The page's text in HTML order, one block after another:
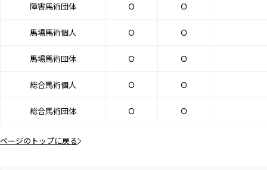
障害馬術団体 Ｏ Ｏ
馬場馬術個人 Ｏ Ｏ
馬場馬術団体 Ｏ Ｏ
総合馬術個人 Ｏ Ｏ
総合馬術団体 Ｏ Ｏ
ページのトップに戻る